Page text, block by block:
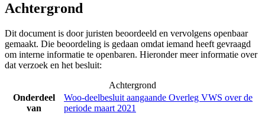
Achtergrond
Dit document is door juristen beoordeeld en vervolgens openbaar
gemaakt. Die beoordeling is gedaan omdat iemand heeft gevraagd
om interne informatie te openbaren. Hieronder meer informatie over
dat verzoek en het besluit:
Achtergrond
Onderdeel
van
Woo-deelbesluit aangaande Overleg VWS over de
periode maart 2021